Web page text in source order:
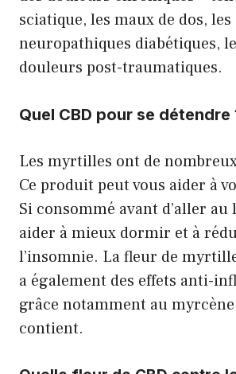
sciatique, les maux de dos,
neuropathiques diabétiques,
douleurs post-traumatiques.
Quel CBD pour se détendre
Les myrtilles ont de
Ce produit peut vous aider à
Si consommé avant d’aller
aider à mieux dormir et à
l’insomnie. La fleur de
a également des effets anti-
grâce notamment au myrcène
contient.